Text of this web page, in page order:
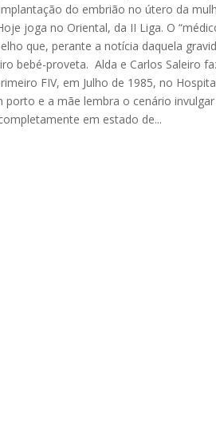
do embrião no útero da
joga no Oriental, da II Liga. O
que, perante a notícia daquela
bebé-proveta. Alda e Carlos Saleiro
FIV, em Julho de 1985, no
e a mãe lembra o cenário
em estado de...